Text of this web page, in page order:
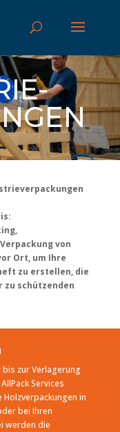
von
Ort, um Ihre
zu erstellen, die
zu schützenden
bis zur Verlagerung
Services
in
bei Ihren
werden die